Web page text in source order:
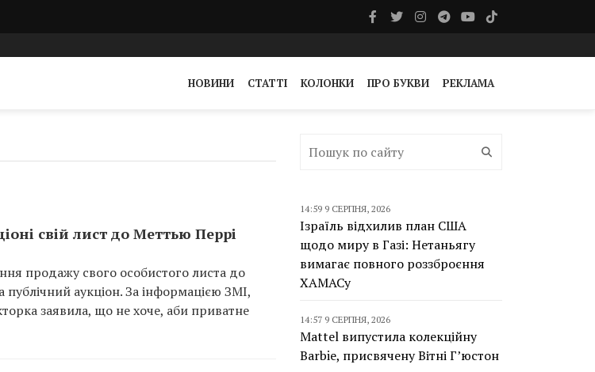
НОВИНИ СТАТТІ КОЛОНКИ ПРО БУКВИ РЕКЛАМА
свій лист до Меттью Перрі
продажу свого особистого листа до
аукціон. За інформацією ЗМІ,
заявила, що не хоче, аби приватне
14:59 9 СЕРПНЯ, 2026
Ізраїль відхилив план США
щодо миру в Газі: Нетаньягу
вимагає повного роззброєння
ХАМАСу
14:57 9 СЕРПНЯ, 2026
Mattel випустила колекційну
Barbie, присвячену Вітні Г’юстон